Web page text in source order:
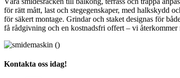
för rätt mått, last och stegegenskaper, med halkskydd
för säkert montage. Grindar och staket designas för
få rådgivning och en kostnadsfri offert – vi
Kontakta oss idag!